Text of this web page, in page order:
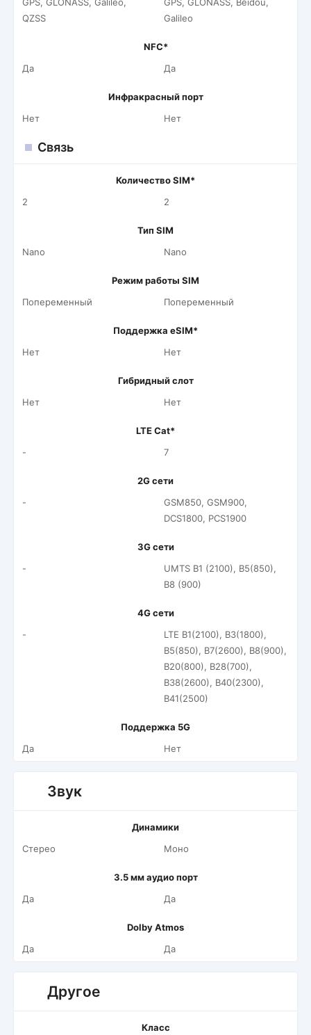
QZSS
Galileo
NFC*
Да
Да
Инфракрасный порт
Нет
Нет
Связь
Количество SIM*
2
2
Тип SIM
Nano
Nano
Режим работы SIM
Попеременный
Попеременный
Поддержка eSIM*
Нет
Нет
Гибридный слот
Нет
Нет
LTE Cat*
-
7
2G сети
-
GSM850, GSM900,
DCS1800, PCS1900
3G сети
-
UMTS B1 (2100), B5(850),
B8 (900)
4G сети
-
LTE B1(2100), B3(1800),
B5(850), B7(2600), B8(900),
B20(800), B28(700),
B38(2600), B40(2300),
B41(2500)
Поддержка 5G
Да
Нет
Звук
Динамики
Стерео
Моно
3.5 мм аудио порт
Да
Да
Dolby Atmos
Да
Да
Другое
Класс